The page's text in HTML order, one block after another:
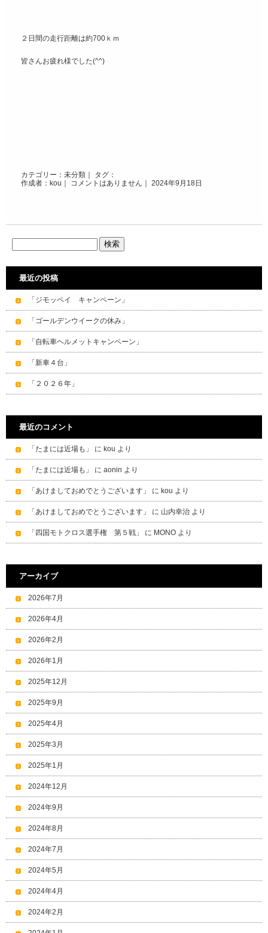
２日間の走行距離は約700ｋｍ
皆さんお疲れ様でした(^^)
カテゴリー： 未分類 ｜ タグ：
作成者：kou｜ コメントはありません ｜ 2024年9月18日
最近の投稿
「ジモッペイ キャンペーン」
「ゴールデンウイークの休み」
「自転車ヘルメットキャンペーン」
「新車４台」
「２０２６年」
最近のコメント
「たまには近場も」 に kou より
「たまには近場も」 に aonin より
「あけましておめでとうございます」 に kou より
「あけましておめでとうございます」 に 山内幸治 より
「四国モトクロス選手権 第５戦」 に MONO より
アーカイブ
2026年7月
2026年4月
2026年2月
2026年1月
2025年12月
2025年9月
2025年4月
2025年3月
2025年1月
2024年12月
2024年9月
2024年8月
2024年7月
2024年5月
2024年4月
2024年2月